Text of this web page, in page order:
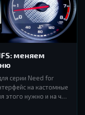
меняем
серии Need for
на кастомные
этого нужно и на что